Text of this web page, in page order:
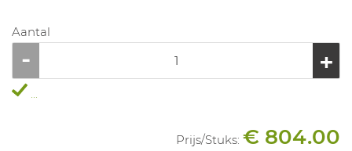
Aantal
...
Prijs/Stuks: € 804.00